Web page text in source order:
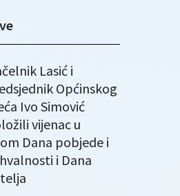
Lasić i
Općinskog
Ivo Simović
vijenac u
Dana pobjede i
i Dana